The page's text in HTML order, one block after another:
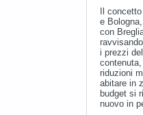
Il
e
con
i prezzi
riduzioni
abitare in
budget si
nuovo in